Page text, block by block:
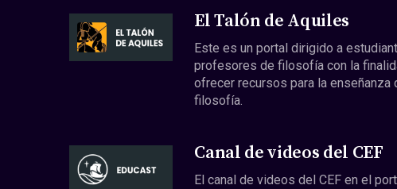
El Talón de Aquiles
Este es un portal dirigido a
profesores de filosofía con la
ofrecer recursos para la enseñanza
filosofía.
Canal de videos del CEF
El canal de videos del CEF en el